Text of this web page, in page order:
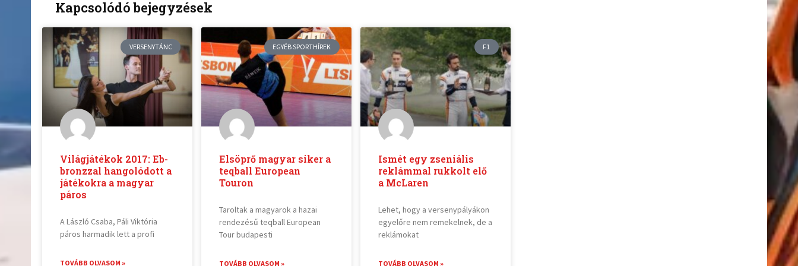
Kapcsolódó bejegyzések
VERSENYTÁNC
Világjátékok 2017: Eb-
bronzzal hangolódott a
játékokra a magyar
páros
A László Csaba, Páli Viktória
páros harmadik lett a profi
TOVÁBB OLVASOM »
EGYÉB SPORTHÍREK
Elsöprő magyar siker a
teqball European
Touron
Taroltak a magyarok a hazai
rendezésű teqball European
Tour budapesti
TOVÁBB OLVASOM »
F1
Ismét egy zseniális
reklámmal rukkolt elő
a McLaren
Lehet, hogy a versenypályákon
egyelőre nem remekelnek, de a
reklámokat
TOVÁBB OLVASOM »